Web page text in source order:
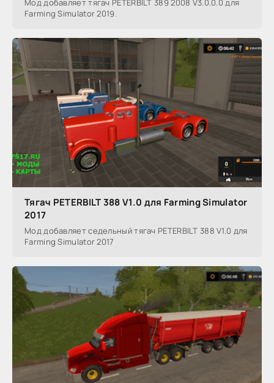
Мод добавляет тягач PETERBILT 389 2008 V3.0.0.0 для
Farming Simulator 2019.
Тягач PETERBILT 388 V1.0 для Farming Simulator
2017
Мод добавляет седельный тягач PETERBILT 388 V1.0 для
Farming Simulator 2017